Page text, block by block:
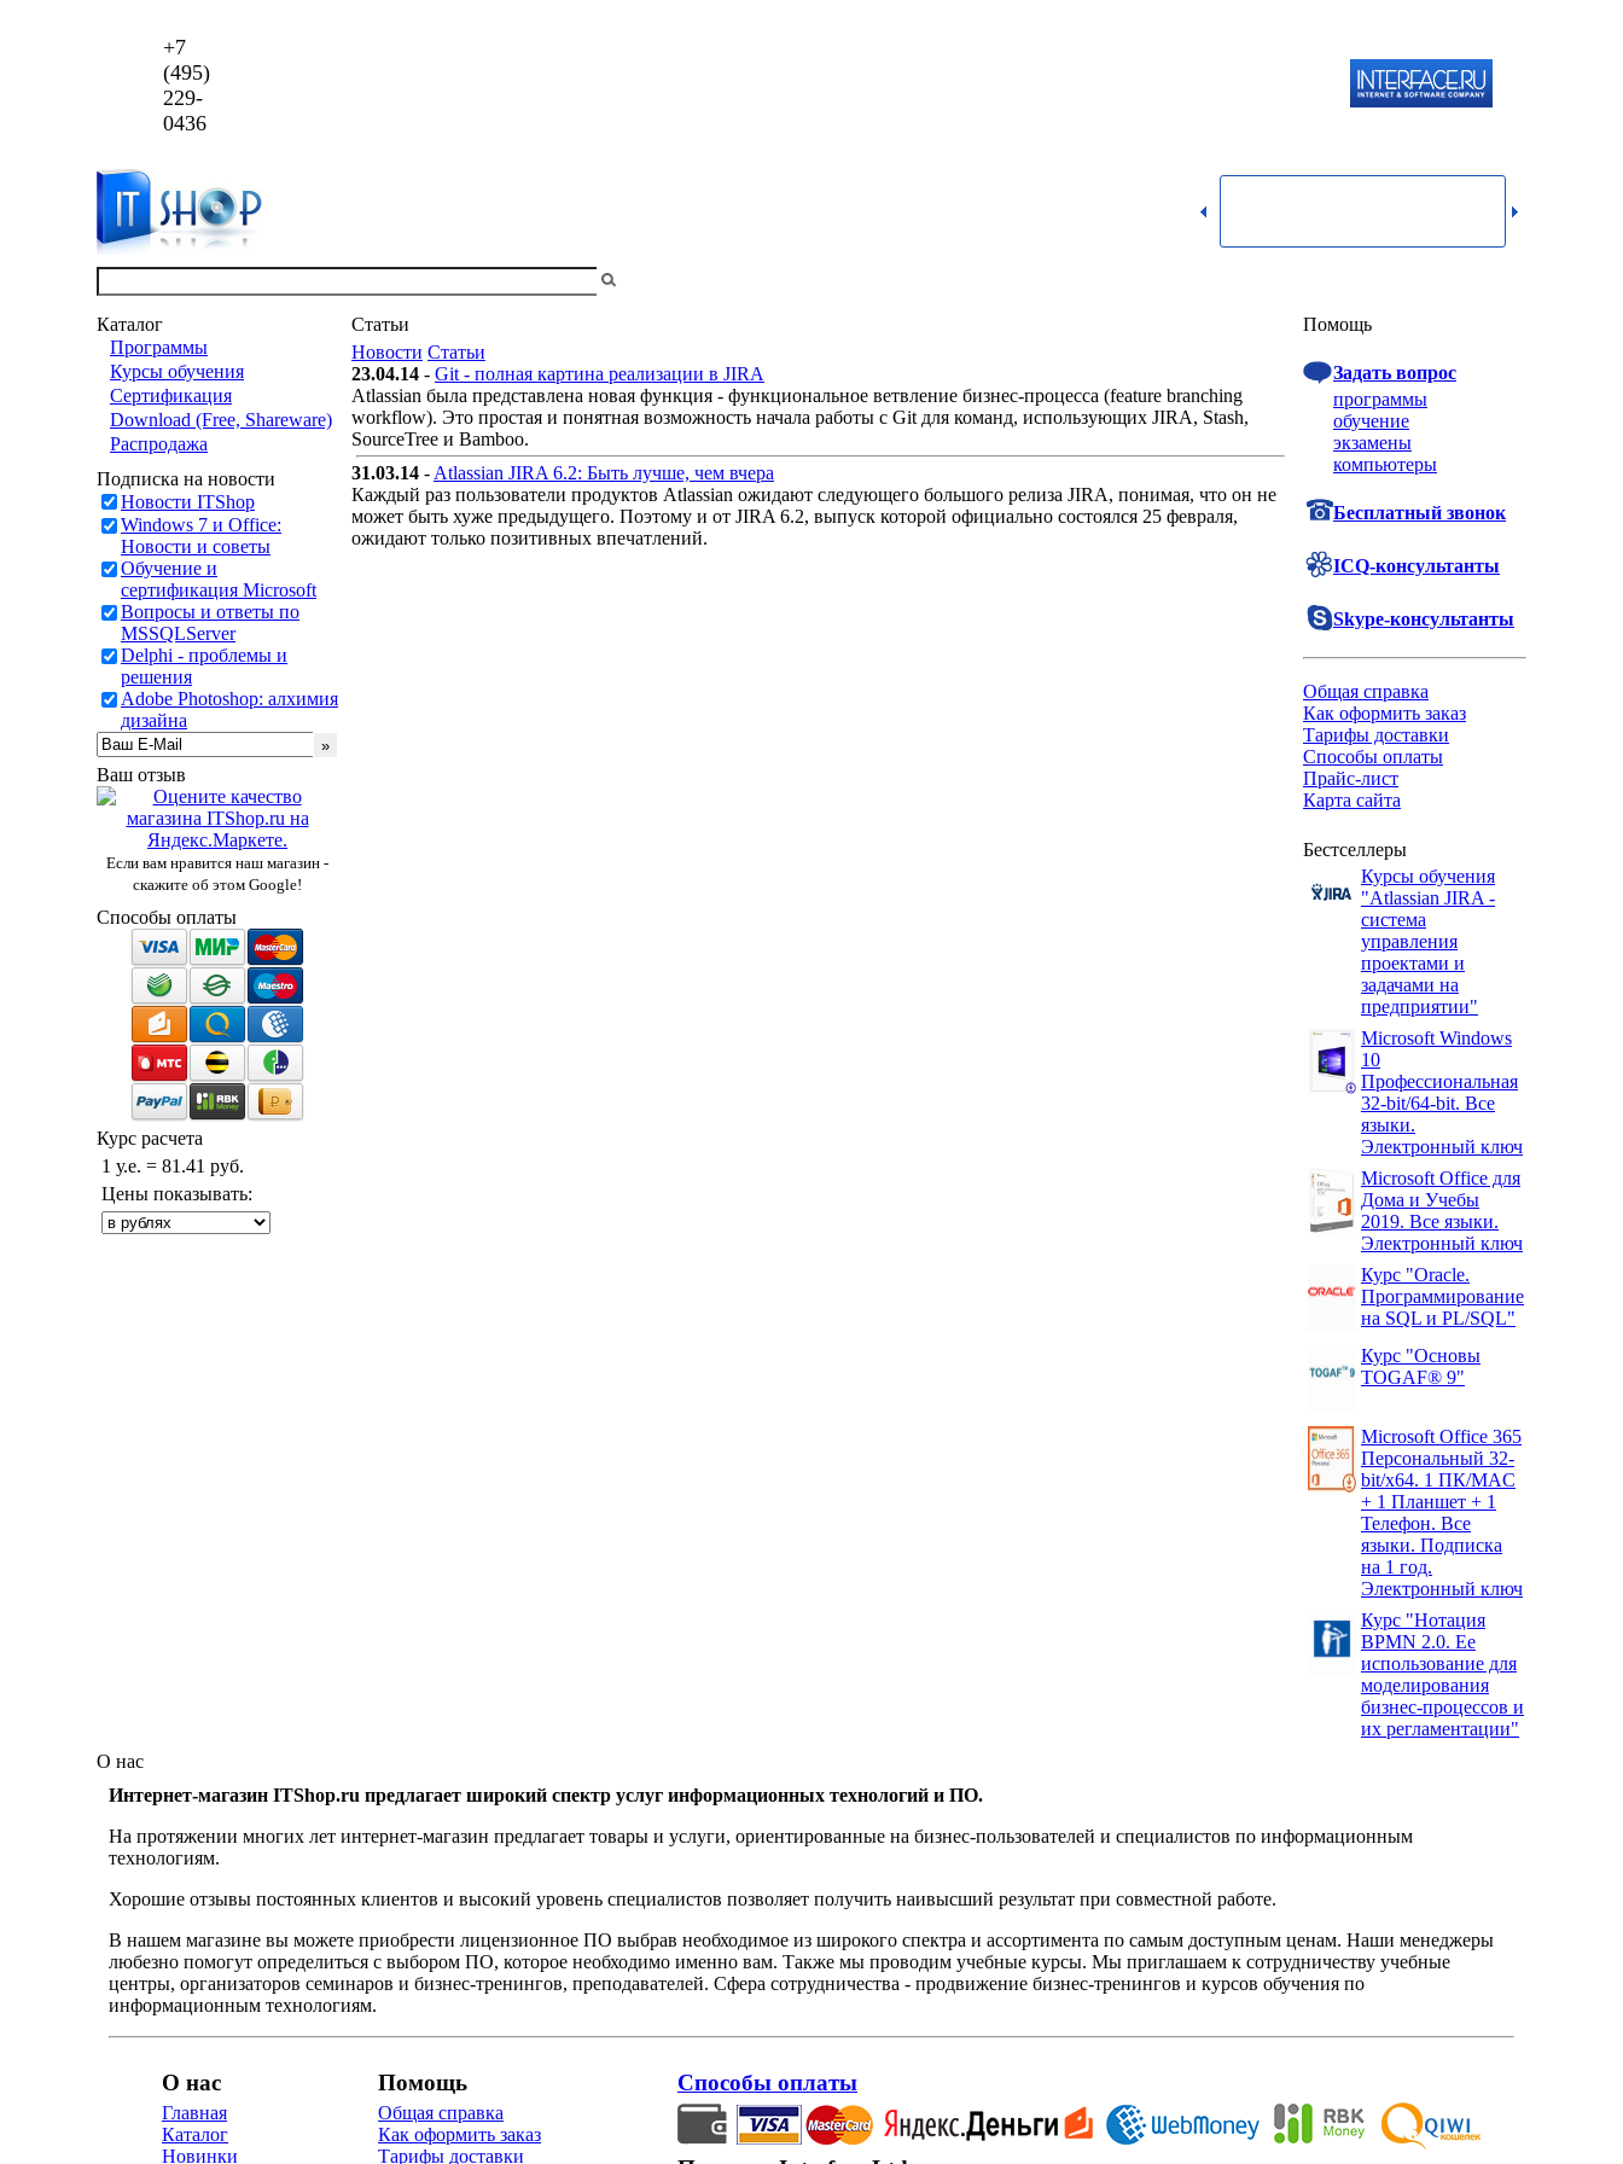
+7
(495)
229-
0436
Каталог
Программы
Курсы обучения
Сертификация
Download (Free, Shareware)
Распродажа
Подписка на новости
Новости ITShop
Windows 7 и Office:
Новости и советы
Обучение и
сертификация Microsoft
Вопросы и ответы по
MSSQLServer
Delphi - проблемы и
решения
Adobe Photoshop: алхимия
дизайна
Ваш отзыв
Если вам нравится наш магазин -
скажите об этом Google!
Способы оплаты
Курс расчета
1 у.е. = 81.41 руб.
Цены показывать:
Статьи
Новости Статьи
23.04.14 - Git - полная картина реализации в JIRA
Atlassian была представлена новая функция - функциональное ветвление бизнес-процесса (feature branching
workflow). Это простая и понятная возможность начала работы с Git для команд, использующих JIRA, Stash,
SourceTree и Bamboo.
31.03.14 - Atlassian JIRA 6.2: Быть лучше, чем вчера
Каждый раз пользователи продуктов Atlassian ожидают следующего большого релиза JIRA, понимая, что он не
может быть хуже предыдущего. Поэтому и от JIRA 6.2, выпуск которой официально состоялся 25 февраля,
ожидают только позитивных впечатлений.
Помощь
Задать вопрос
программы
обучение
экзамены
компьютеры
Бесплатный звонок
ICQ-консультанты
Skype-консультанты
Общая справка
Как оформить заказ
Тарифы доставки
Способы оплаты
Прайс-лист
Карта сайта
Бестселлеры
Курсы обучения
"Atlassian JIRA -
система
управления
проектами и
задачами на
предприятии"
Microsoft Windows
10
Профессиональная
32-bit/64-bit. Все
языки.
Электронный ключ
Microsoft Office для
Дома и Учебы
2019. Все языки.
Электронный ключ
Курс "Oracle.
Программирование
на SQL и PL/SQL"
Курс "Основы
TOGAF® 9"
Microsoft Office 365
Персональный 32-
bit/x64. 1 ПК/MAC
+ 1 Планшет + 1
Телефон. Все
языки. Подписка
на 1 год.
Электронный ключ
Курс "Нотация
BPMN 2.0. Ее
использование для
моделирования
бизнес-процессов и
их регламентации"
О нас
Интернет-магазин ITShop.ru предлагает широкий спектр услуг информационных технологий и ПО.
На протяжении многих лет интернет-магазин предлагает товары и услуги, ориентированные на бизнес-пользователей и специалистов по информационным
технологиям.
Хорошие отзывы постоянных клиентов и высокий уровень специалистов позволяет получить наивысший результат при совместной работе.
В нашем магазине вы можете приобрести лицензионное ПО выбрав необходимое из широкого спектра и ассортимента по самым доступным ценам. Наши менеджеры
любезно помогут определиться с выбором ПО, которое необходимо именно вам. Также мы проводим учебные курсы. Мы приглашаем к сотрудничеству учебные
центры, организаторов семинаров и бизнес-тренингов, преподавателей. Сфера сотрудничества - продвижение бизнес-тренингов и курсов обучения по
информационным технологиям.
О нас
Главная
Каталог
Новинки
Помощь
Общая справка
Как оформить заказ
Тарифы доставки
Способы оплаты